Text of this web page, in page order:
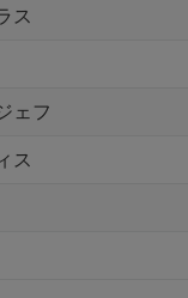
ス
ェフ
ス